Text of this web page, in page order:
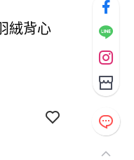
絨背心